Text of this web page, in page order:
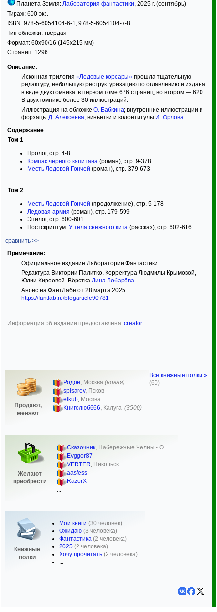
Планета Земля: Лаборатория фантастики, 2025 г. (сентябрь)
Тираж: 600 экз.
ISBN: 978-5-6054104-6-1, 978-5-6054104-7-8
Тип обложки: твёрдая
Формат: 60x90/16 (145x215 мм)
Страниц: 1296
Описание:
Исконная трилогия «Ледовые корсары»прошла тщательную
редактуру, небольшую реструктуризацию по оглавлению и издана
в виде двухтомника: в первом томе 676 страниц, во втором — 620.
В двухтомнике более 30 иллюстраций.
Иллюстрация на обложке О. Бабкина; внутренние иллюстрации и
форзацы Д. Алексеева; виньетки и колонтитулы И. Орлова.
Содержание:
Том 1
Пролог, стр. 4-8
Компас чёрного капитана (роман), стр. 9-378
Месть Ледовой Гончей (роман), стр. 379-673
Том 2
Месть Ледовой Гончей (продолжение), стр. 5-178
Ледовая армия (роман), стр. 179-599
Эпилог, стр. 600-601
Постскриптум. У тела снежного кита (рассказ), стр. 602-616
сравнить >>
Примечание:
Официальное издание Лаборатории Фантастики.
Редактура Виктории Палитко. Корректура Людмилы Крымовой,
Юлии Киреевой. Вёрстка Лина Лобарёва.
Анонс на ФантЛабе от 28 марта 2025:
https://fantlab.ru/blogarticle90781
Информация об издании предоставлена: creator
Продают,
меняют
Родон, Москва (новая)
spisarev, Псков
elkub Москва
Книголюб666, Калуга (3500)
Желают
приобрести
Сказочник, Набережные Челны - О…
Evggor87
VERTER Никольск
aasfess
RazorX
Книжные
полки
Мои книги (30 человек)
Ожидаю (3 человека)
Фантастика (2 человека)
2025 (2 человека)
Хочу прочитать (2 человека)
...
Все книжные полки »
(60)